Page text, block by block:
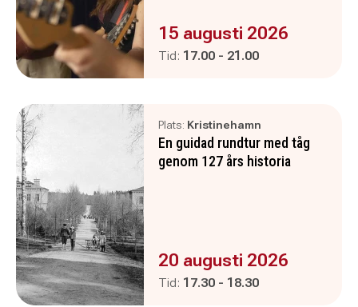
Evenemanget är :
15 augusti 2026
Tid: Pågår mellan
17.00 - och
21.00
Plats: Kristinehamn
En guidad rundtur med tåg
genom 127 års historia
Evenemanget är :
20 augusti 2026
Tid: Pågår mellan
17.30 - och
18.30